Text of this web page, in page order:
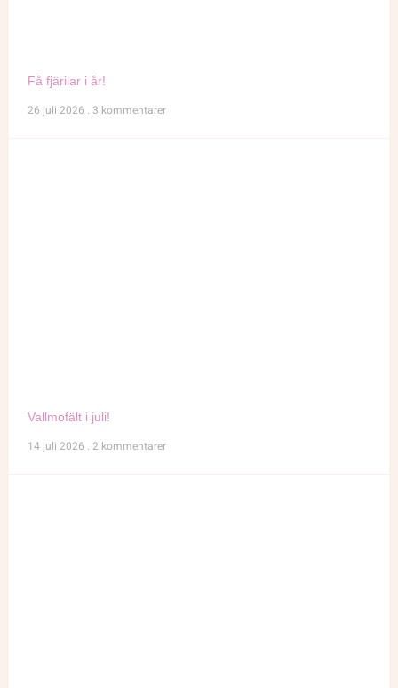
Få fjärilar i år!
26 juli 2026 3 kommentarer
Vallmofält i juli!
14 juli 2026 2 kommentarer